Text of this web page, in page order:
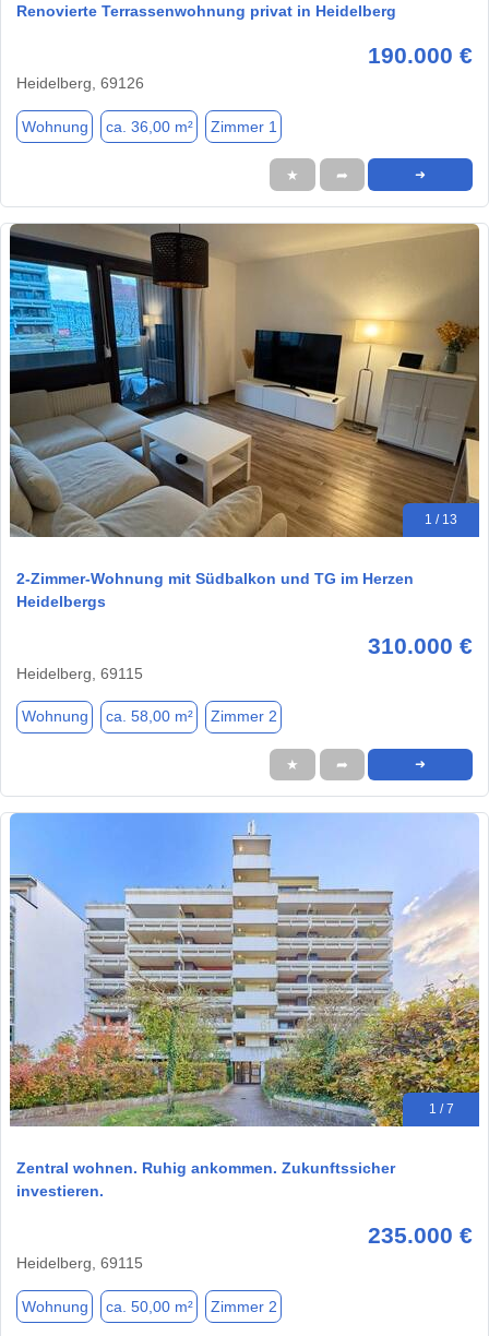
Renovierte Terrassenwohnung privat in Heidelberg
190.000 €
Heidelberg, 69126
Wohnung ca. 36,00 m² Zimmer 1
★ ➦ ➜
1 / 13
2-Zimmer-Wohnung mit Südbalkon und TG im Herzen
Heidelbergs
310.000 €
Heidelberg, 69115
Wohnung ca. 58,00 m² Zimmer 2
★ ➦ ➜
1 / 7
Zentral wohnen. Ruhig ankommen. Zukunftssicher
investieren.
235.000 €
Heidelberg, 69115
Wohnung ca. 50,00 m² Zimmer 2